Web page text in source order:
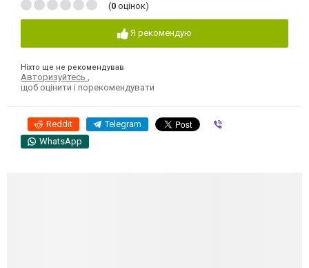
(0 оцінок)
Я рекомендую
Ніхто ще не рекомендував
Авторизуйтесь ,
щоб оцінити і порекомендувати
Reddit Telegram
WhatsApp